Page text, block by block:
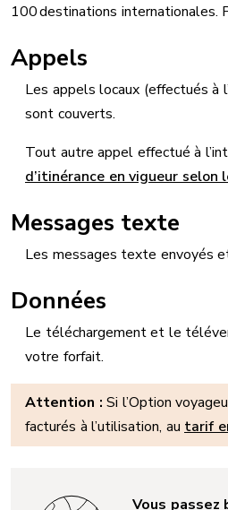
100 destinations internationales.
Appels
Les appels locaux (effectués à
sont couverts.
Tout autre appel effectué à
d’itinérance en vigueur selon
Messages texte
Les messages texte envoyés
Données
Le téléchargement et le
votre forfait.
Attention : Si l’Option
facturés à l’utilisation, au tarif
Vous passez